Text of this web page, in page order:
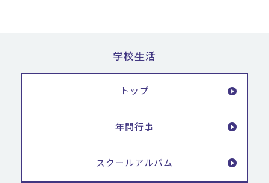
学校生活
トップ
年間行事
スクールアルバム